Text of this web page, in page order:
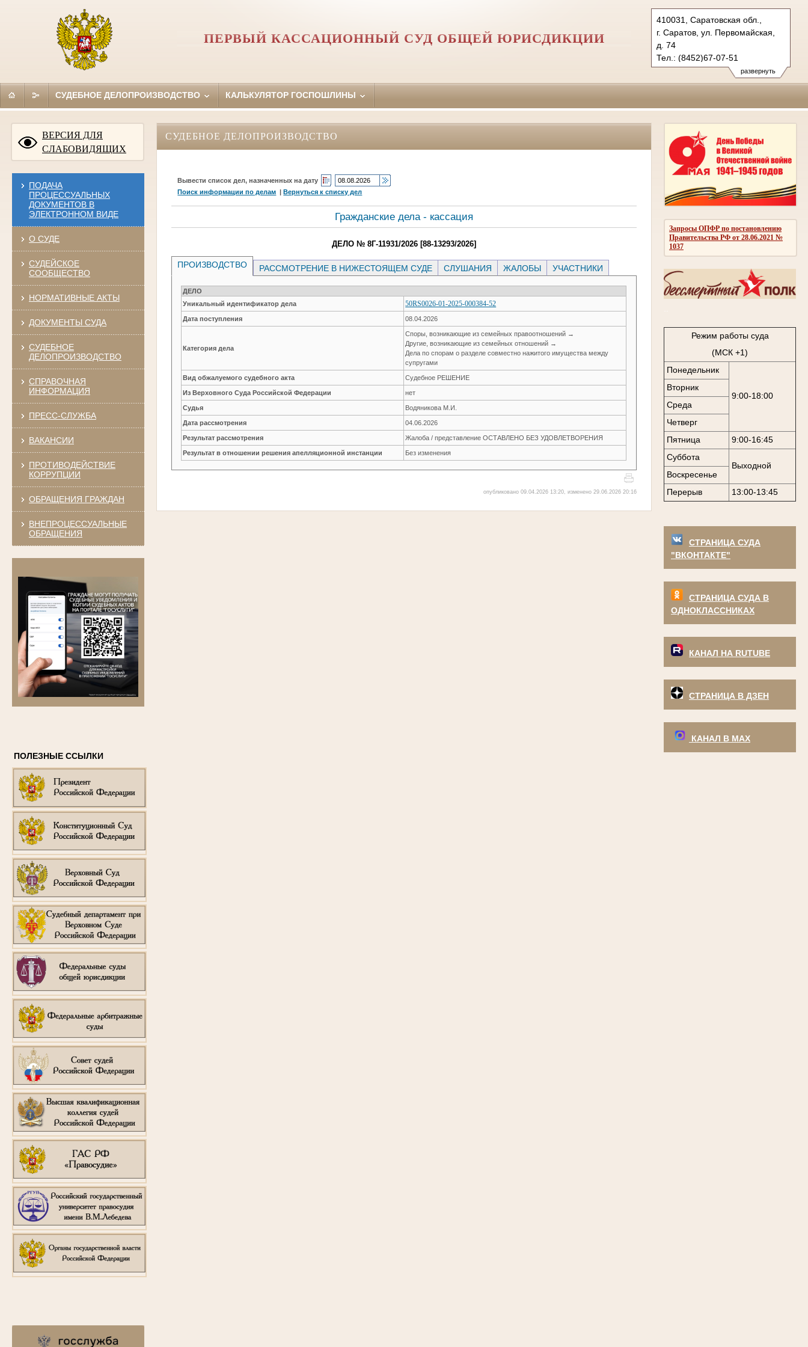
развернуть
410031, Саратовская обл.,
г. Саратов, ул. Первомайская,
д. 74
Тел.: (8452)67-07-51
(8452)98-28-84
(8452)98-33-51
ПЕРВЫЙ КАССАЦИОННЫЙ СУД ОБЩЕЙ ЮРИСДИКЦИИ
СУДЕБНОЕ ДЕЛОПРОИЗВОДСТВО КАЛЬКУЛЯТОР ГОСПОШЛИНЫ
ВЕРСИЯ ДЛЯ
СЛАБОВИДЯЩИХ
ПОДАЧА
ПРОЦЕССУАЛЬНЫХ
ДОКУМЕНТОВ В
ЭЛЕКТРОННОМ ВИДЕ
О СУДЕ
СУДЕЙСКОЕ
СООБЩЕСТВО
НОРМАТИВНЫЕ АКТЫ
ДОКУМЕНТЫ СУДА
СУДЕБНОЕ
ДЕЛОПРОИЗВОДСТВО
СПРАВОЧНАЯ
ИНФОРМАЦИЯ
ПРЕСС-СЛУЖБА
ВАКАНСИИ
ПРОТИВОДЕЙСТВИЕ
КОРРУПЦИИ
ОБРАЩЕНИЯ ГРАЖДАН
ВНЕПРОЦЕССУАЛЬНЫЕ
ОБРАЩЕНИЯ
ПОЛЕЗНЫЕ ССЫЛКИ
Запросы ОПФР по постановлению
Правительства РФ от 28.06.2021 №
1037
Режим работы суда
(МСК +1)
Понедельник
9:00-18:00
Вторник
Среда
Четверг
Пятница
9:00-16:45
Суббота
Выходной
Воскресенье
Перерыв
13:00-13:45
СТРАНИЦА СУДА
"ВКОНТАКТЕ"
СТРАНИЦА СУДА В
ОДНОКЛАССНИКАХ
КАНАЛ НА RUTUBE
СТРАНИЦА В ДЗЕН
КАНАЛ В МАХ
СУДЕБНОЕ ДЕЛОПРОИЗВОДСТВО
Вывести список дел, назначенных на дату
Поиск информации по делам |Вернуться к списку дел
Гражданские дела - кассация
ДЕЛО № 8Г-11931/2026 [88-13293/2026]
ПРОИЗВОДСТВО РАССМОТРЕНИЕ В НИЖЕСТОЯЩЕМ СУДЕ СЛУШАНИЯ ЖАЛОБЫ УЧАСТНИКИ
ДЕЛО
Уникальный идентификатор дела
50RS0026-01-2025-000384-52
Дата поступления 08.04.2026
Категория дела
Споры, возникающие из семейных правоотношений →
Другие, возникающие из семейных отношений →
Дела по спорам о разделе совместно нажитого имущества между
супругами
Вид обжалуемого судебного акта Судебное РЕШЕНИЕ
Из Верховного Суда Российской Федерации нет
Судья Водяникова М.И.
Дата рассмотрения 04.06.2026
Результат рассмотрения Жалоба / представление ОСТАВЛЕНО БЕЗ УДОВЛЕТВОРЕНИЯ
Результат в отношении решения апелляционной инстанции Без изменения
опубликовано 09.04.2026 13:20, изменено 29.06.2026 20:16